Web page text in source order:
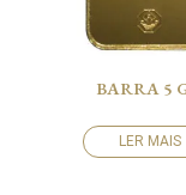
BARRA 5
LER MAIS